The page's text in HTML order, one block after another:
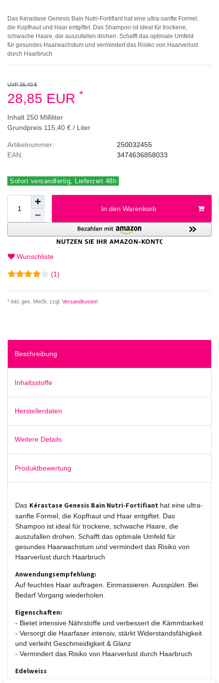
Das Kérastase Genesis Bain Nutri-Fortifiant hat eine ultra-sanfte Formel,
die Kopfhaut und Haar entgiftet. Das Shampoo ist ideal für trockene,
schwache Haare, die auszufallen drohen. Schafft das optimale Umfeld
für gesundes Haarwachstum und vermindert das Risiko von Haarverlust
durch Haarbruch
UVP 36,40 €
28,85 EUR *
Inhalt 250 Milliliter
Grundpreis 115,40 € / Liter
Artikelnummer:
EAN:
250032455
3474636858033
Sofort versandfertig, Lieferzeit 48h
In den Warenkorb
Wunschliste
(1)
* inkl. ges. MwSt. zzgl. Versandkosten
Beschreibung
Inhaltsstoffe
Herstellerdaten
Weitere Details
Produktbewertung
Das Kérastase Genesis Bain Nutri-Fortifiant hat eine ultra-
sanfte Formel, die Kopfhaut und Haar entgiftet. Das
Shampoo ist ideal für trockene, schwache Haare, die
auszufallen drohen. Schafft das optimale Umfeld für
gesundes Haarwachstum und vermindert das Risiko von
Haarverlust durch Haarbruch
Anwendungsempfehlung:
Auf feuchtes Haar auftragen. Einmassieren. Ausspülen. Bei
Bedarf Vorgang wiederholen.
Eigenschaften:
- Bietet intensive Nährstoffe und verbessert die Kämmbarkeit
- Versorgt die Haarfaser intensiv, stärkt Widerstandsfähigkeit
und verleiht Geschmeidigkeit & Glanz
- Vermindert das Risiko von Haarverlust durch Haarbruch
Edelweiss